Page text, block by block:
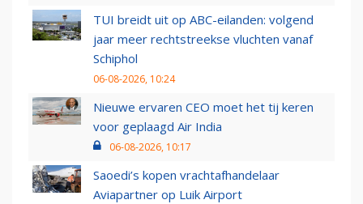
TUI breidt uit op ABC-eilanden: volgend
jaar meer rechtstreekse vluchten vanaf
Schiphol
06-08-2026, 10:24
Nieuwe ervaren CEO moet het tij keren
voor geplaagd Air India
06-08-2026, 10:17
Saoedi’s kopen vrachtafhandelaar
Aviapartner op Luik Airport